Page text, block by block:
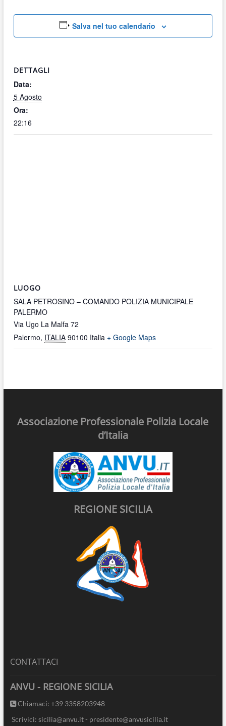
Salva nel tuo calendario
DETTAGLI
Data:
5 Agosto
Ora:
22:16
LUOGO
SALA PETROSINO – COMANDO POLIZIA MUNICIPALE
PALERMO
Via Ugo La Malfa 72
Palermo, ITALIA 90100 Italia + Google Maps
Associazione Professionale Polizia Locale
d’Italia
REGIONE SICILIA
CONTATTACI
ANVU - REGIONE SICILIA
Chiamaci: +39 3358203948
Scrivici: sicilia@anvu.it - presidente@anvusicilia.it